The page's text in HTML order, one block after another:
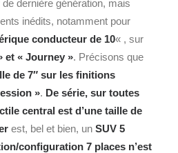
de dernière génération, mais
inédits, notamment pour
conducteur de 10« , sur
et « Journey ». Précisons que
de 7″ sur les finitions
». De série, sur toutes
central est d’une taille de
est, bel et bien, un SUV 5
configuration 7 places n’est